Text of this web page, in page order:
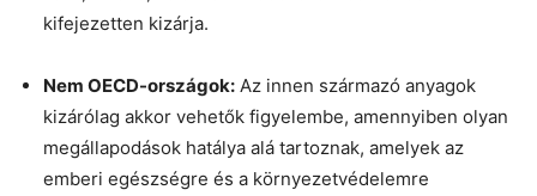
kifejezetten kizárja.
Nem OECD-országok: Az innen származó anyagok
kizárólag akkor vehetők figyelembe, amennyiben olyan
megállapodások hatálya alá tartoznak, amelyek az
emberi egészségre és a környezetvédelemre